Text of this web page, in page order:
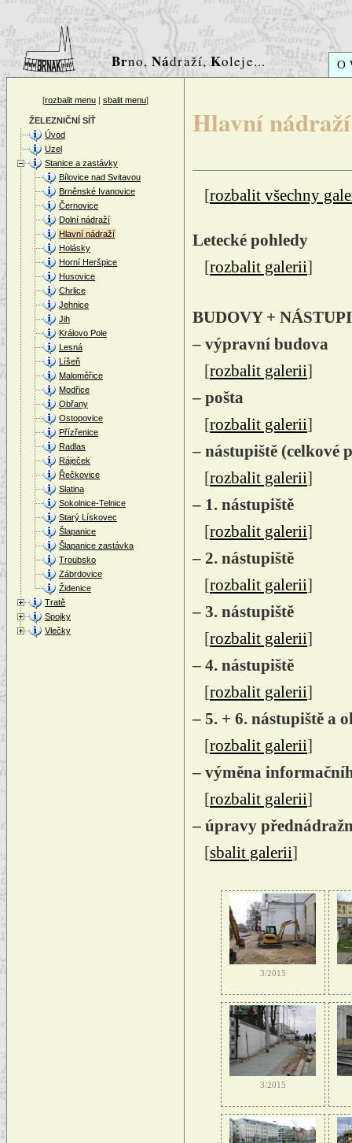
Brno,Nádraží,Koleje... O
[rozbalit menu | sbalit menu]
ŽELEZNIČNÍ SÍŤ
Úvod
Uzel
Stanice a zastávky
Bílovice nad Svitavou
Brněnské Ivanovice
Černovice
Dolní nádraží
Hlavní nádraží
Holásky
Horní Heršpice
Husovice
Chrlice
Jehnice
Jih
Královo Pole
Lesná
Líšeň
Maloměřice
Modřice
Obřany
Ostopovice
Přízřenice
Radlas
Ráječek
Řečkovice
Slatina
Sokolnice-Telnice
Starý Lískovec
Šlapanice
Šlapanice zastávka
Troubsko
Zábrdovice
Židenice
Tratě
Spojky
Vlečky
Hlavní nádraží
[rozbalit všechny
Letecké pohledy
[rozbalit galerii]
BUDOVY +
– výpravní budova
[rozbalit galerii]
– pošta
[rozbalit galerii]
– nástupiště (celkové
[rozbalit galerii]
– 1. nástupiště
[rozbalit galerii]
– 2. nástupiště
[rozbalit galerii]
– 3. nástupiště
[rozbalit galerii]
– 4. nástupiště
[rozbalit galerii]
– 5. + 6. nástupiště a
[rozbalit galerii]
– výměna
[rozbalit galerii]
– úpravy
[sbalit galerii]
3/2015
3/2015